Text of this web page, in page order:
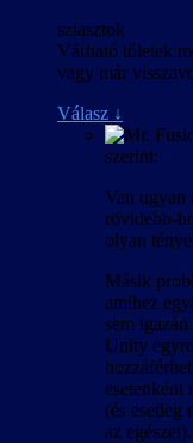
sziasztok
Várható tőletek
vagy már
Válasz ↓
szerint:
Van ugyan
rövidebb-
olyan
Másik
amihez
sem
Unity
esetenként
(és esetleg
az egészet).